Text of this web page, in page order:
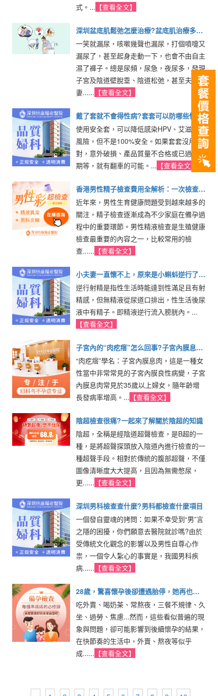
式。... 【查看全文】
深圳盆底肌鬆弛怎麼治療?盆底肌治療多少
錢一次
一笑就漏尿，咳嗽幾聲也漏尿，打個噴嚏又
漏尿了，甚至起身走動一下，也會不由自主
濕了褲子。總是尿頻，尿急，夜尿多，發現
子宮及陰道壁脫垂、陰道松弛，甚至夫
妻...... 【查看全文】
戴了套就不會得性病?套套可以防哪些性病
使用安全套，可以降低感染HPV、艾滋等的
風險，但不是100%安全。如果套套沒用
對，意外破損、產品質量不合格或已過保質
期等，就有翻車的可能。... 【查看全文】
香港男性精子檢查費用全解析：一次檢查到
底要花多少錢
近年來，男性生育健康問題受到越來越多的
關注，精子檢查逐漸成為不少家庭在備孕過
程中的重要環節。男性精液檢查是生殖健康
檢查最重要的內容之一，比較常用的檢
查...... 【查看全文】
小夫妻一直懷不上，原來是小蝌蚪逆行了
【逆行射精】
逆行射精是指性生活時能達到性滿足且有射
精感，但無精液從尿道口排出，性生活後尿
液中有精子。即精液逆行流入膀胱內。...
【查看全文】
子宮內的“肉疙瘩”怎么回事?子宮內膜息肉
咋導致不孕的
“肉疙瘩”學名：子宮內膜息肉，這是一種女
性當中非常常見的子宮內膜良性病變，子宮
內膜息肉常見於35歲以上婦女，隨年齡增
長發病率增高。... 【查看全文】
陰超檢查很痛?一起來了解關於陰超的知識
陰超，全稱是經陰道超聲檢查，是B超的一
種，是將超聲探頭放入陰道內進行檢查的一
種超聲手段。相對於傳統的腹部超聲，不僅
圖像清晰度大大提高，且因為無需憋尿，
更...... 【查看全文】
深圳男科檢查查什麼?男科都檢查什麼項目
一個發自靈魂的拷問：如果不幸受到“男”言
之隱的困擾，你們願意去醫院就診嗎?由於
受傳統文化觀念的影響以及男性自尊心作
祟，一個令人紮心的事實是，我國男科疾
病...... 【查看全文】
28歲，驚喜懷孕後卻遭遇胎停，她再也不
敢這樣同房了
吃外賣、喝奶茶、常熬夜，三餐不規律、久
坐、過勞、焦慮...然而，這些看似普遍的現
象與問題，卻可能影響到後續懷孕的結果，
在快節奏的生活中，外賣、熬夜等似乎
成...... 【查看全文】